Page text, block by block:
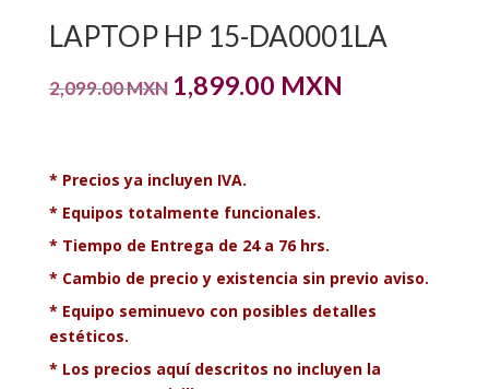
LAPTOP HP 15-DA0001LA
2,099.00MXN Original
2,099.00 MXN.
1,899.00 MXN
* Precios ya incluyen IVA.
* Equipos totalmente funcionales.
* Tiempo de Entrega de 24 a 76 hrs.
* Cambio de precio y existencia sin previo aviso.
* Equipo seminuevo con posibles detalles
estéticos.
* Los precios aquí descritos no incluyen la